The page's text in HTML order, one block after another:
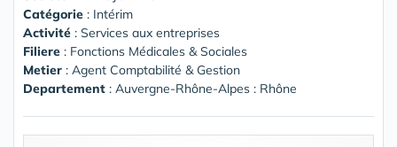
Catégorie : Intérim
Activité : Services aux entreprises
Filiere : Fonctions Médicales & Sociales
Metier : Agent Comptabilité & Gestion
Departement : Auvergne-Rhône-Alpes : Rhône